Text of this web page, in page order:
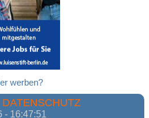
werben?
DATENSCHUTZ
- 16:47:51